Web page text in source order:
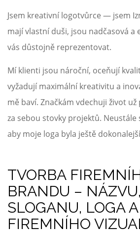
Jsem kreativní logotvůrce — jsem
mají vlastní duši, jsou nadčasová a
vás důstojně reprezentovat.
Mí klienti jsou nároční, oceňují
vyžadují maximální kreativitu a
mě baví. Značkám vdechuji život už
za sebou stovky projektů. Neustále
aby moje loga byla ještě
TVORBA
BRANDU – NÁZVU,
SLOGANU, LOGA A
FIREMNÍHO